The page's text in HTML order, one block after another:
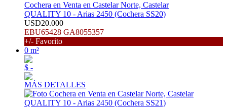
Cochera en Venta en Castelar Norte, Castelar
QUALITY 10 - Arias 2450 (Cochera SS20)
USD20.000
EBU65428 GA8055357
+/- Favorito
0 m²
$ -
MÁS DETALLES